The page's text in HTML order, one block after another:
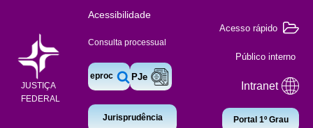
JUSTIÇA
FEDERAL
Acessibilidade
Consulta processual
eproc PJe
Jurisprudência
Acesso rápido
Público interno
Intranet
Portal 1º Grau